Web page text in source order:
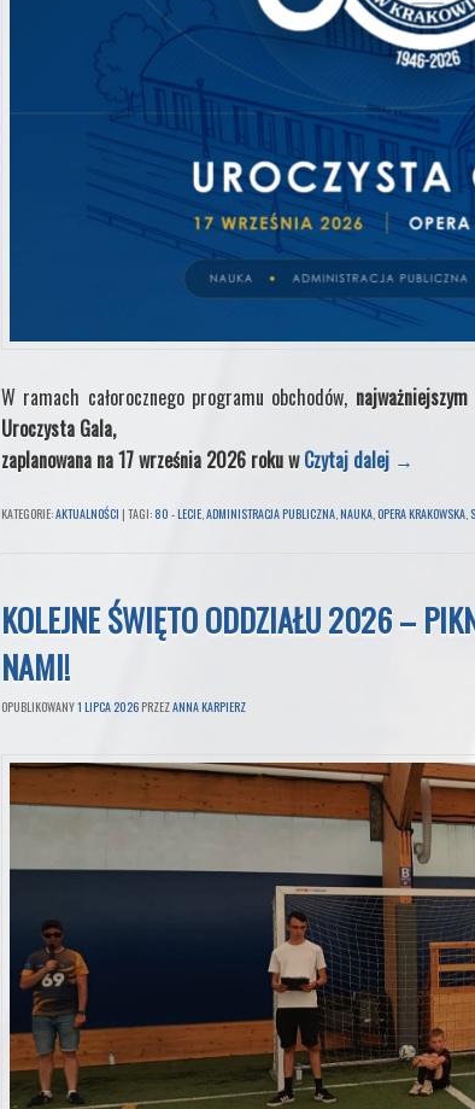
W ramach całorocznego programu obchodów,
Uroczysta Gala,
zaplanowana na 17 września 2026 roku wCzytaj dalej →
KATEGORIE:AKTUALNOŚCI | TAGI: 80 - LECIE,ADMINISTRACJA PUBLICZNA,NAUKA,OPERA KRAKOWSKA,
KOLEJNE ŚWIĘTO ODDZIAŁU 2026 –
NAMI!
OPUBLIKOWANY1 LIPCA 2026 PRZEZANNA KARPIERZ